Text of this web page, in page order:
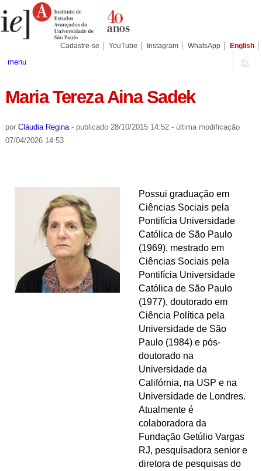
para
conteúdo.
Pessoais
Cadastre-se YouTube Instagram WhatsApp English
menu
Maria Tereza Aina Sadek
por Cláudia Regina - publicado28/10/2015 14:52 - última modificação
07/04/2026 14:53
Possui graduação em
Ciências Sociais pela
Pontifícia Universidade
Católica de São Paulo
(1969), mestrado em
Ciências Sociais pela
Pontifícia Universidade
Católica de São Paulo
(1977), doutorado em
Ciência Política pela
Universidade de São
Paulo (1984) e pós-
doutorado na
Universidade da
Califórnia, na USP e na
Universidade de Londres.
Atualmente é
colaboradora da
Fundação Getúlio Vargas
RJ, pesquisadora senior e
diretora de pesquisas do